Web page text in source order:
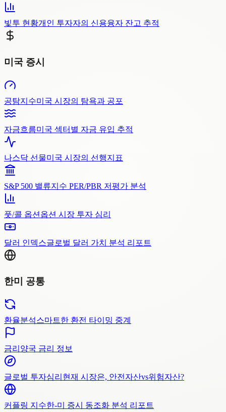
빛투 현황개인 투자자의 신용융자 잔고 추적
미국 증시
공탐지수미국 시장의 탐욕과 공포
자금흐름미국 섹터별 자금 유입 추적
나스닥 선물미국 시장의 선행지표
S&P 500 밸류지수 PER/PBR 저평가 분석
풋/콜 옵션 옵션 시장 투자 심리
달러 인덱스글로벌 달러 가치 분석 리포트
한미 공통
환율분석스마트한 환전 타이밍 중계
금리 양국 금리 정보
글로벌 투자심리 현재 시장은, 안전자산vs위험자산?
커플링 지수한-미 증시 동조화 분석 리포트